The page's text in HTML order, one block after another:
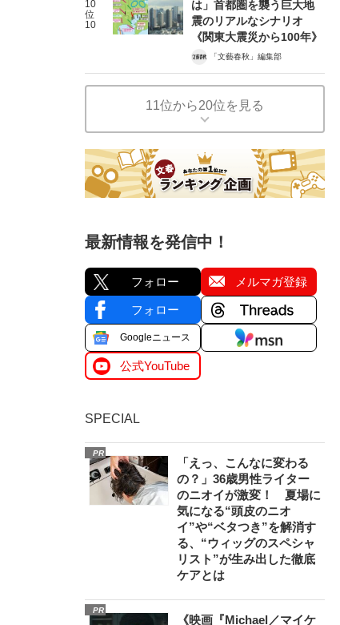
10
位
10
は」首都圏を襲う巨大地
震のリアルなシナリオ
《関東大震災から100年》
「文藝春秋」編集部
11位から20位を見る
最新情報を発信中！
フォロー メルマガ登録
フォロー
Googleニュース
公式YouTube
SPECIAL
PR
「えっ、こんなに変わる
の？」36歳男性ライター
のニオイが激変！ 夏場に
気になる“頭皮のニオ
イ”や“ベタつき”を解消す
る、“ウィッグのスペシャ
リスト”が生み出した徹底
ケアとは
PR
《映画『Michael／マイケ